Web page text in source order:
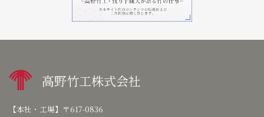
高野竹工株式会社
【本社・工場】 〒617-0836